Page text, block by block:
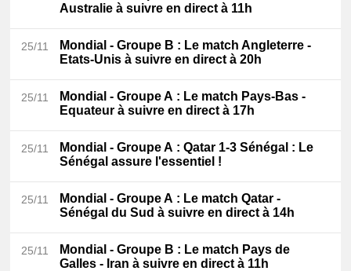
Australie à suivre en direct à 11h
25/11 Mondial - Groupe B : Le match Angleterre -
Etats-Unis à suivre en direct à 20h
25/11 Mondial - Groupe A : Le match Pays-Bas -
Equateur à suivre en direct à 17h
25/11 Mondial - Groupe A : Qatar 1-3 Sénégal : Le
Sénégal assure l'essentiel !
25/11 Mondial - Groupe A : Le match Qatar -
Sénégal du Sud à suivre en direct à 14h
25/11 Mondial - Groupe B : Le match Pays de
Galles - Iran à suivre en direct à 11h